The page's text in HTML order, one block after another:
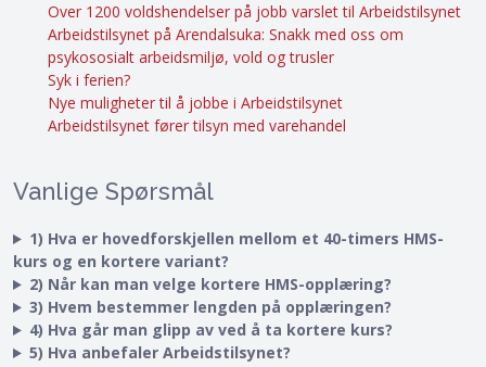
Over 1200 voldshendelser på jobb varslet til Arbeidstilsynet
Arbeidstilsynet på Arendalsuka: Snakk med oss om
psykososialt arbeidsmiljø, vold og trusler
Syk i ferien?
Nye muligheter til å jobbe i Arbeidstilsynet
Arbeidstilsynet fører tilsyn med varehandel
Vanlige Spørsmål
1) Hva er hovedforskjellen mellom et 40-timers HMS-
kurs og en kortere variant?
2) Når kan man velge kortere HMS-opplæring?
3) Hvem bestemmer lengden på opplæringen?
4) Hva går man glipp av ved å ta kortere kurs?
5) Hva anbefaler Arbeidstilsynet?